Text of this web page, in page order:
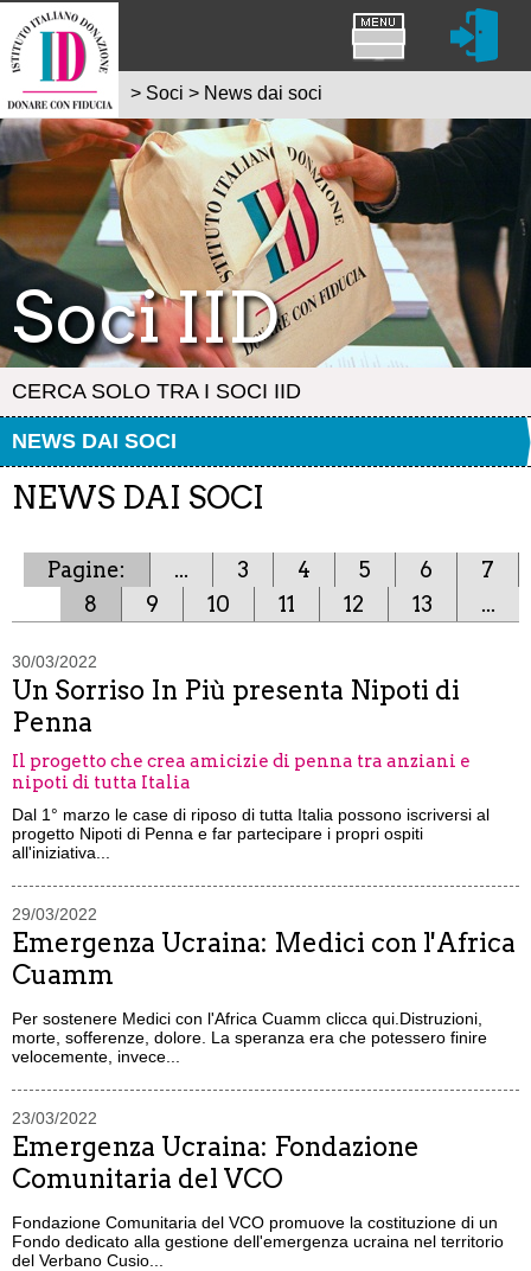
Soci IID
CERCA SOLO TRA I SOCI IID
NEWS DAI SOCI
> Soci > News dai soci
NEWS DAI SOCI
Pagine: ... 3 4 5 6
7
8
9 10 11 12 13 ...
30/03/2022
Un Sorriso In Più presenta Nipoti di
Penna
Il progetto che crea amicizie di penna tra anziani e
nipoti di tutta Italia
Dal 1° marzo le case di riposo di tutta Italia possono iscriversi al
progetto Nipoti di Penna e far partecipare i propri ospiti
all'iniziativa...
29/03/2022
Emergenza Ucraina: Medici con l'Africa
Cuamm
Per sostenere Medici con l'Africa Cuamm clicca qui.Distruzioni,
morte, sofferenze, dolore. La speranza era che potessero finire
velocemente, invece...
23/03/2022
Emergenza Ucraina: Fondazione
Comunitaria del VCO
Fondazione Comunitaria del VCO promuove la costituzione di un
Fondo dedicato alla gestione dell'emergenza ucraina nel territorio
del Verbano Cusio...